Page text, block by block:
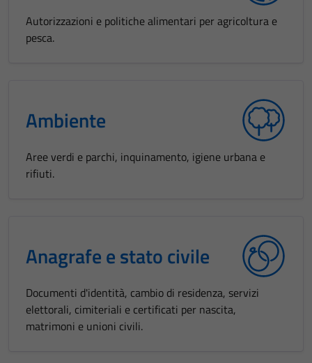
Autorizzazioni e politiche alimentari per agricoltura e
pesca.
Ambiente
Aree verdi e parchi, inquinamento, igiene urbana e
rifiuti.
Anagrafe e stato civile
Documenti d'identità, cambio di residenza, servizi
elettorali, cimiteriali e certificati per nascita,
matrimoni e unioni civili.